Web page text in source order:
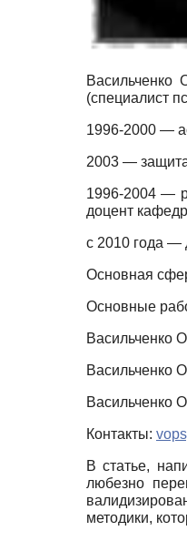
Васильченко
(специалист
1996-2000 —
2003 — защита
1996-2004 —
доцент
с 2010 года —
Основная
Основные
Васильченко
Васильченко
Васильченко
Контакты:
В статье,
любезно
методики,